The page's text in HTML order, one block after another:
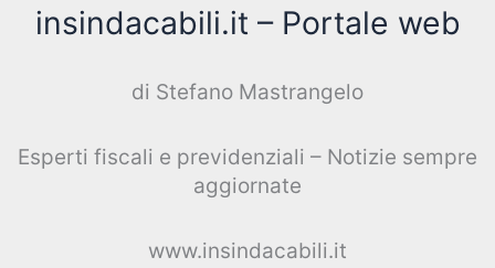
insindacabili.it – Portale web
di Stefano Mastrangelo
Esperti fiscali e previdenziali – Notizie sempre
aggiornate
www.insindacabili.it